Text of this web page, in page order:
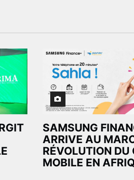
SAMSUNG
ARRIVE AU
RÉVOLUTION DU
MOBILE EN